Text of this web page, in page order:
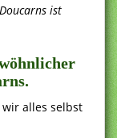
ist
alles selbst